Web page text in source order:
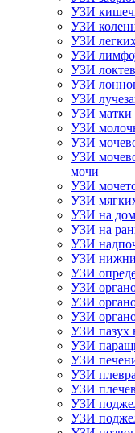
УЗИ
УЗИ
УЗИ
УЗИ
УЗИ
УЗИ
УЗИ
УЗИ матки
УЗИ
УЗИ
УЗИ
мочи
УЗИ
УЗИ
УЗИ на
УЗИ на
УЗИ
УЗИ
УЗИ
УЗИ
УЗИ
УЗИ
УЗИ пазух
УЗИ
УЗИ
УЗИ
УЗИ
УЗИ
УЗИ